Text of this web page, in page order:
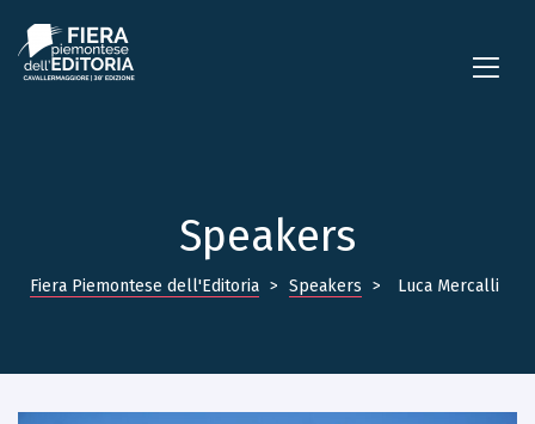
Speakers
Fiera Piemontese dell'Editoria > Speakers > Luca Mercalli